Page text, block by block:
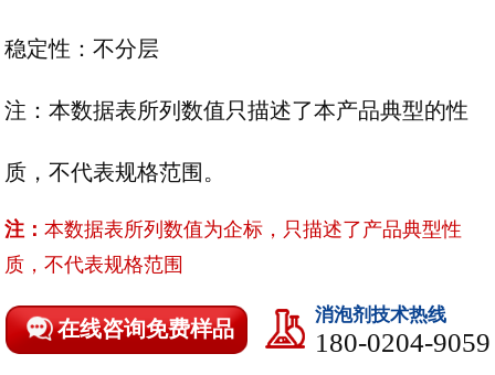
稳定性：不分层
注：本数据表所列数值只描述了本产品典型的性
质，不代表规格范围。
注：本数据表所列数值为企标，只描述了产品典型性
质，不代表规格范围
在线咨询免费样品
消泡剂技术热线
180-0204-9059